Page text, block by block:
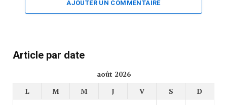
AJOUTER UN COMMENTAIRE
Article par date
août 2026
L
M M J V S
D